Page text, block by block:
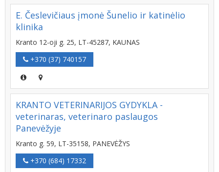
E. Česlevičiaus įmonė Šunelio ir katinėlio
klinika
Kranto 12-oji g. 25, LT-45287, KAUNAS
+370 (37) 740157
KRANTO VETERINARIJOS GYDYKLA -
veterinaras, veterinaro paslaugos
Panevėžyje
Kranto g. 59, LT-35158, PANEVĖŽYS
+370 (684) 17332